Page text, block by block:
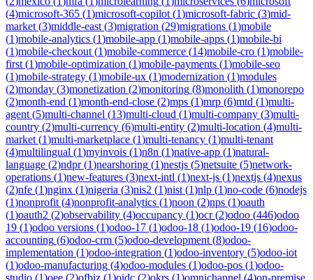
(4)microsoft-365 (1)microsoft-copilot (1)microsoft-fabric (3)mid-
market (3)middle-east (3)migration (29)migrations (1)mobile
(1)mobile-analytics (1)mobile-app (1)mobile-apps (1)mobile-bi
(1)mobile-checkout (1)mobile-commerce (14)mobile-cro (1)mobile-
first (1)mobile-optimization (1)mobile-payments (1)mobile-seo
(1)mobile-strategy (1)mobile-ux (1)modernization (1)modules
(2)monday (3)monetization (2)monitoring (8)monolith (1)monorepo
(2)month-end (1)month-end-close (2)mps (1)mrp (6)mtd (1)multi-
agent (5)multi-channel (13)multi-cloud (1)multi-company (3)multi-
country (2)multi-currency (6)multi-entity (2)multi-location (4)multi-
market (1)multi-marketplace (1)multi-tenancy (1)multi-tenant
(4)multilingual (1)myinvois (1)n8n (1)native-app (1)natural-
language (2)ndpr(1)nearshoring (1)nestjs (5)netsuite (5)network-
operations (1)new-features (3)next-intl (1)next-js (1)nextjs (4)nexus
(2)nfe (1)nginx (1)nigeria (3)nis2 (1)nist (1)nlp (1)no-code (6)nodejs
(1)nonprofit (4)nonprofit-analytics (1)noon (2)nps (1)oauth
(1)oauth2 (2)observability (4)occupancy (1)ocr(2)odoo (446)odoo
19 (1)odoo versions (1)odoo-17 (1)odoo-18 (1)odoo-19 (16)odoo-
accounting (6)odoo-crm (5)odoo-development (8)odoo-
implementation (1)odoo-integration (1)odoo-inventory (5)odoo-iot
(1)odoo-manufacturing (4)odoo-modules (1)odoo-pos (1)odoo-
studio (1)oee (2)ofbiz (1)oidc (2)okrs (1)omnichannel (4)on-premise